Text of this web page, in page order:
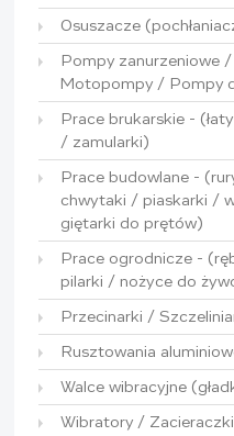
Osuszacze
Pompy zanurzeniowe
Motopompy / Pompy
Prace brukarskie -
/ zamularki)
Prace budowlane -
chwytaki / piaskarki /
giętarki do prętów)
Prace ogrodnicze -
pilarki / nożyce do
Przecinarki /
Rusztowania
Walce wibracyjne
Wibratory /